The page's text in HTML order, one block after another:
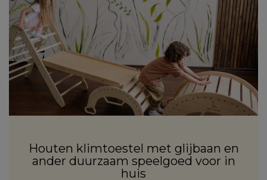
Houten klimtoestel met glijbaan en
ander duurzaam speelgoed voor in
huis